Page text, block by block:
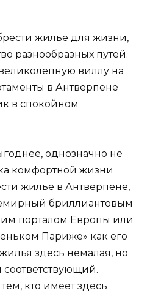
жилье для жизни,
разнообразных путей.
виллу на
в Антверпене
в спокойном
однозначно не
комфортной жизни
жилье в Антверпене,
бриллиантовым
порталом Европы или
Париже» как его
здесь немалая, но
кто имеет здесь